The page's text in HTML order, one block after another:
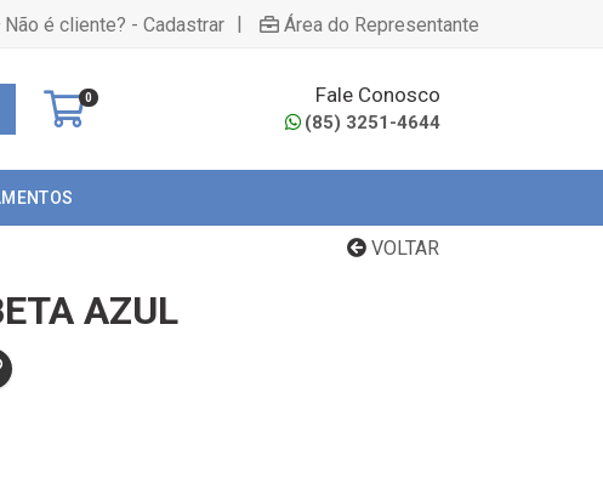
Não é cliente? - Cadastrar | Área do Representante
0 Fale Conosco
(85) 3251-4644
VOLTAR
AZUL